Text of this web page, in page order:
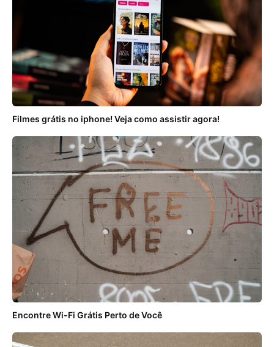
Filmes grátis no iphone! Veja como assistir agora!
Encontre Wi-Fi Grátis Perto de Você